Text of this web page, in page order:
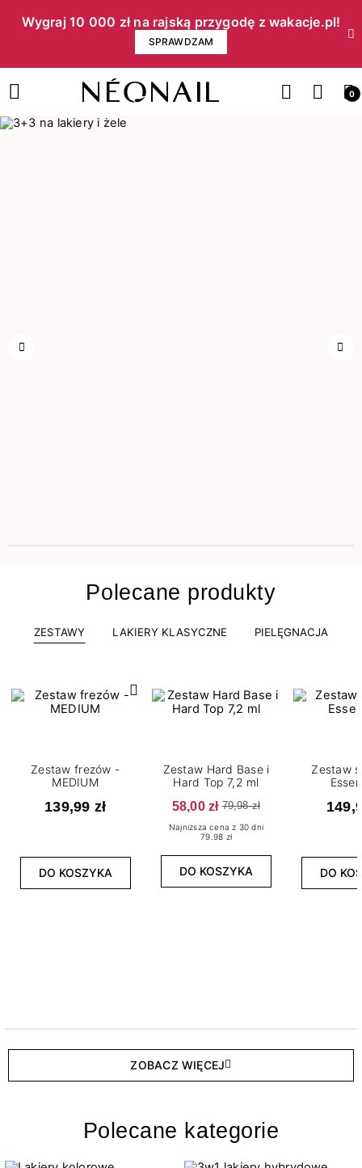
Wygraj 10 000 zł na rajską przygodę z wakacje.pl!​
SPRAWDZAM
0
Polecane produkty
ZESTAWY LAKIERY KLASYCZNE PIELĘGNACJA
Zestaw frezów -
MEDIUM
139,99 zł
DO KOSZYKA
Zestaw Hard Base i
Hard Top 7,2 ml
58,00 zł 79,98 zł
Najniższa cena z 30 dni
79.98 zł
DO KOSZYKA
Zestaw
DO
ZOBACZ WIĘCEJ
Polecane kategorie